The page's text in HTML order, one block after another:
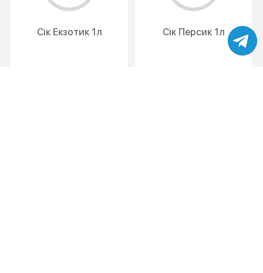
Сік Екзотик 1л Сік Персик 1л